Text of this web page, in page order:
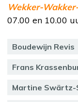
Wekker-
07.00 en 10.00
Boudewijn Revis
Frans
Martine Swärtz-